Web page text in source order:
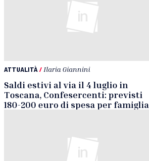
ATTUALITÀ/ Ilaria Giannini
Saldi estivi al via il 4 luglio in
Toscana, Confesercenti: previsti
180-200 euro di spesa per famiglia